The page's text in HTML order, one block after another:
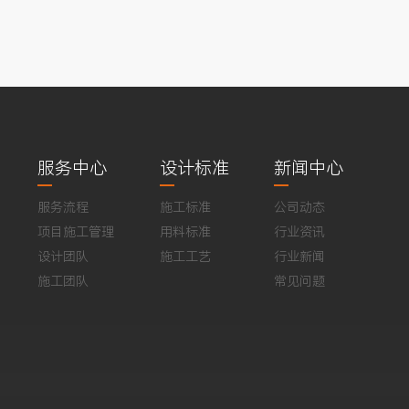
服务中心
服务流程
项目施工管理
设计团队
施工团队
设计标准
施工标准
用料标准
施工工艺
新闻中心
公司动态
行业资讯
行业新闻
常见问题